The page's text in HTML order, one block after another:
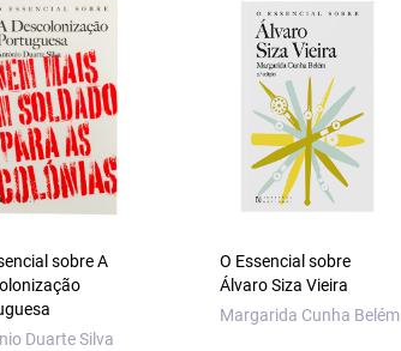
sobre A
Duarte Silva
O Essencial sobre
Álvaro Siza Vieira
Margarida Cunha Belém